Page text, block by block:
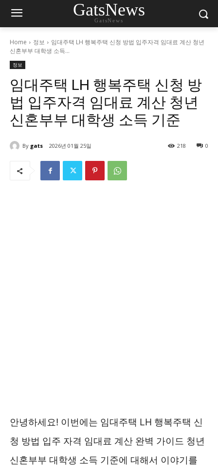
GatsNews
GatsNews
Home 정보
임대주택 LH 행복주택 신청 방법 입주자격 임대료 계산 청년
신혼부부 대학생 소득...
정보
임대주택 LH 행복주택 신청 방
법 입주자격 임대료 계산 청년
신혼부부 대학생 소득 기준
By gats 2026년 01월 25일 0
218
안녕하세요! 이번에는 임대주택 LH 행복주택 신
청 방법 입주 자격 임대료 계산 완벽 가이드 청년
신혼부부 대학생 소득 기준에 대해서 이야기를